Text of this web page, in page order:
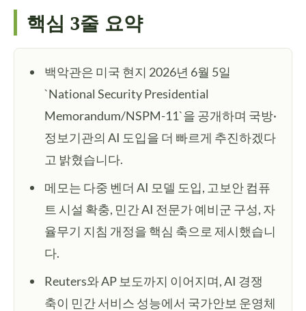
핵심 3줄 요약
백악관은 미국 현지 2026년 6월 5일
`National Security Presidential
Memorandum/NSPM-11`을 공개하며 국방·
정보기관의 AI 도입을 더 빠르게 추진하겠다
고 밝혔습니다.
메모는 다중 벤더 AI 모델 도입, 고보안 컴퓨
트 시설 확충, 민간 AI 전문가 예비군 구성, 자
율무기 지침 개정을 핵심 축으로 제시했습니
다.
Reuters와 AP 보도까지 이어지며, AI 경쟁
축이 민간 서비스 성능에서 국가안보 운영체